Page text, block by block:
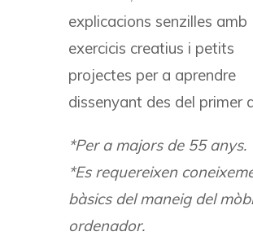
explicacions senzilles amb
exercicis creatius i petits
projectes per a aprendre
dissenyant des del primer
*Per a majors de 55 anys.
*Es requereixen
bàsics del maneig del
ordenador.